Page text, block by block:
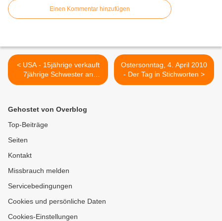
Einen Kommentar hinzufügen
< USA - 15jährige verkauft
7jährige Schwester an
Vergewaltiger
Ostersonntag, 4. April 2010
- Der Tag in Stichworten >
Gehostet von Overblog
Top-Beiträge
Seiten
Kontakt
Missbrauch melden
Servicebedingungen
Cookies und persönliche Daten
Cookies-Einstellungen